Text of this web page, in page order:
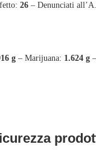
26 – Denunciati
g – Marijuana: 1.624 g